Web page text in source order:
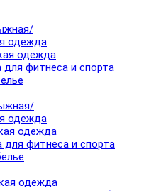
одежда
одежда
фитнеса и спорта
одежда
одежда
фитнеса и спорта
одежда